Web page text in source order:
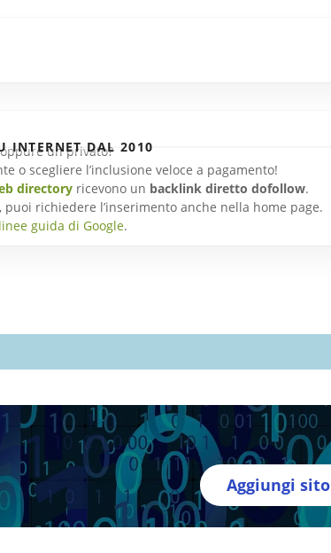
INTERNET DAL 2010
un privato?
o scegliere l’inclusione veloce a pagamento!
directoryricevono un backlink diretto dofollow.
richiedere l’inserimento anche nella home page.
linee guida di Google.
Aggiungi sito